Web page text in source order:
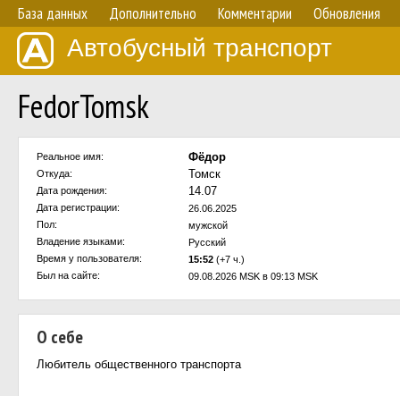
База данных Дополнительно Комментарии Обновления
Автобусный транспорт
FedorTomsk
Реальное имя: Фёдор
Откуда: Томск
Дата рождения: 14.07
Дата регистрации:
26.06.2025
Пол:
мужской
Владение языками:
Русский
Время у пользователя:
15:52 (+7 ч.)
Был на сайте:
09.08.2026 MSK в 09:13 MSK
О себе
Любитель общественного транспорта